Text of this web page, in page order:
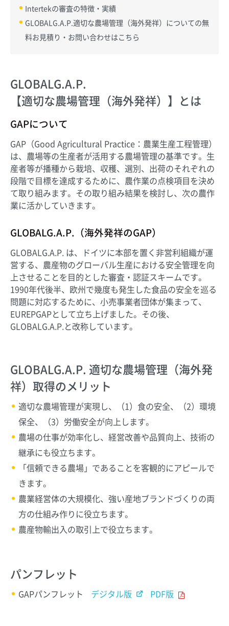
Intertekの審査の特徴・実績
GLOBALG.A.P.適切な農場管理（海外発祥）についての無
料お見積り・お問い合わせはこちら
GLOBALG.A.P.
【適切な農場管理（海外発祥）】とは
GAPについて
GAP（Good Agricultural Practice：農業生産工程管理）
は、農場等の生産者が活用する農場管理の基準です。生
産者等が播種から栽培、収穫、選別、出荷のそれぞれの
段階で目標を達成するために、農作業の点検項目を決め
て取り組みます。その取り組み結果を検討し、次の農作
業に活かしていきます。
GLOBALG.A.P. （海外発祥のGAP）
GLOBALG.A.P. は、ドイツに本部を置く非営利組織が運
営する、農産物のグローバル生産における安全管理を向
上させることを目的とした審査・認証スキームです。
1990年代後半、欧州で幾度も発生した食品の安全を巡る
問題に対応するために、小売事業者団体が集まって、
EUREPGAPとして立ち上げました。その後、
GLOBALG.A.P.と改称しています。
GLOBALG.A.P. 適切な農場管理（海外発
祥） 取得のメリット
適切な農場管理が実現し、（1）食の安全、（2）環境
保全、（3）労働安全が向上します。
農場の仕事が効率化し、経営改善や品質向上、技術の
継承にも役立ちます。
「信頼できる農場」であることを客観的にアピールで
きます。
農業経営体の大規模化、強い産地ブランドづくりの両
方の仕組み作りに役立ちます。
農産物輸出入の取引上で役立ちます。
パンフレット
GAPパンフレット デジタル版 PDF版